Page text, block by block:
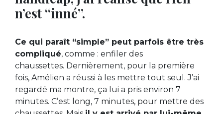
n’est “inné”.
Ce qui paraît “simple” peut parfois être très
compliqué, comme : enfiler des
chaussettes. Dernièrement, pour la première
fois, Amélien a réussi à les mettre tout seul. J’ai
regardé ma montre, ça lui a pris environ 7
minutes. C’est long, 7 minutes, pour mettre des